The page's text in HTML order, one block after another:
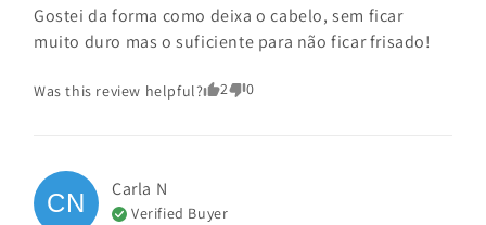
Gostei da forma como deixa o cabelo, sem ficar
muito duro mas o suficiente para não ficar frisado!
Was this review helpful? 2 0
CN Carla N
Verified Buyer